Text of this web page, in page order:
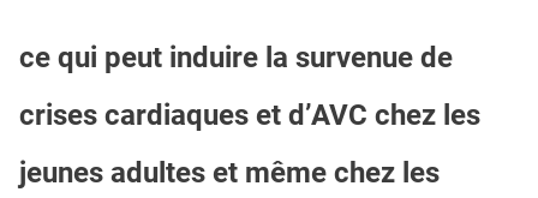
ce qui peut induire la survenue de
crises cardiaques et d’AVC chez les
jeunes adultes et même chez les